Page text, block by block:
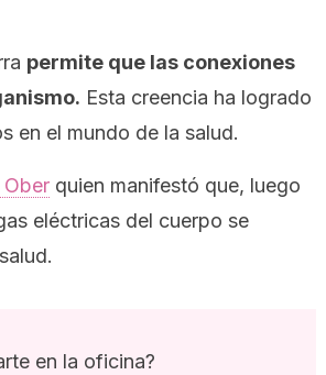
permite que las conexiones
Esta creencia ha logrado
en el mundo de la salud.
quien manifestó que, luego
eléctricas del cuerpo se
en la oficina?